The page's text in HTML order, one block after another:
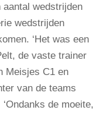
wedstrijden
wedstrijden
‘Het was een
de vaste trainer
Meisjes C1 en
van de teams
de moeite,